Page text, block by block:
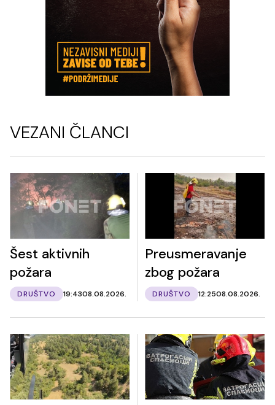
VEZANI ČLANCI
Šest aktivnih
požara
DRUŠTVO 19:4308.08.2026.
Preusmeravanje
zbog požara
DRUŠTVO 12:2508.08.2026.